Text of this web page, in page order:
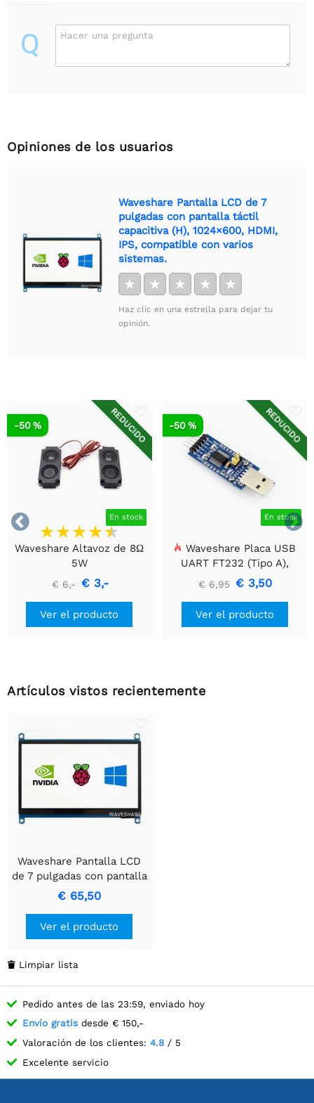
Q Hacer una pregunta
Opiniones de los usuarios
Waveshare Pantalla LCD de 7
pulgadas con pantalla táctil
capacitiva (H), 1024×600, HDMI,
IPS, compatible con varios
sistemas.
★ ★ ★ ★ ★
Haz clic en una estrella para dejar tu
opinión.


REDUCIDO
En stock
-50 %
Waveshare Altavoz de 8Ω
5W
€ 6,- € 3,-
Ver el producto
REDUCIDO
En stock
-50 %
Waveshare Placa USB
UART FT232 (Tipo A),
Módulo de Comunicación
USB a TTL (UART)
€ 6,95 € 3,50
Ver el producto
Artículos vistos recientemente
Waveshare Pantalla LCD
de 7 pulgadas con pantalla
táctil capacitiva (H),
1024×600, HDMI, IPS,
compatible con varios
sistemas.
€ 65,50
Ver el producto
 Limpiar lista
Pedido antes de las 23:59, enviado hoy
Envío gratis desde € 150,-
Valoración de los clientes: 4.8 / 5
Excelente servicio